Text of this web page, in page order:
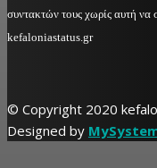
συντακτών τους χωρίς αυτή
kefaloniastatus.gr
© Copyright 2020
Designed by